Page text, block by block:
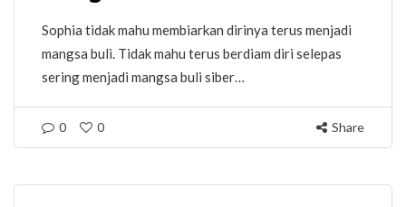
Sophia tidak mahu membiarkan dirinya terus menjadi
mangsa buli. Tidak mahu terus berdiam diri selepas
sering menjadi mangsa buli siber…
0 0 Share